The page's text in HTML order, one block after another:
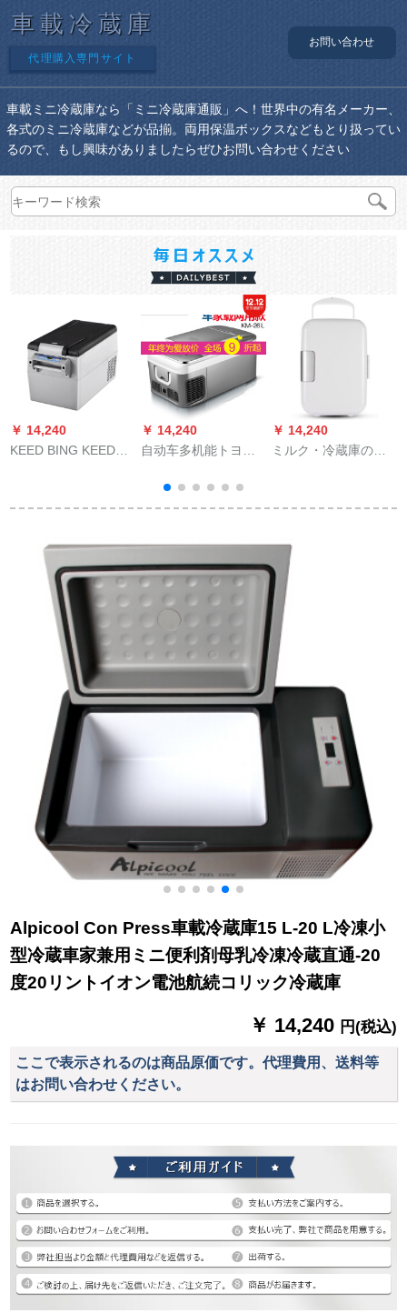
車載冷蔵庫
代理購入専門サイト
お問い合わせ
車載ミニ冷蔵庫なら「ミニ冷蔵庫通販」へ！世界中の有名メーカー、
各式のミニ冷蔵庫などが品揃。両用保温ボックスなどもとり扱ってい
るので、もし興味がありましたらぜひお問い合わせください
￥ 14,240
KEED BING KEED
冷凍トーラミニ冷蔵
凍車家兼用
￥ 14,240
自动车多机能トヨ
库家庭用ミニ冷蔵库
冷暖房器具小型冷蔵
用品26リットファミ
リー用车両用モデル
を兼用しています。
￥ 14,240
ミルク・冷蔵庫の小
蔵庫の寮は専門用の
スクの箱の迷mini赤
ちゃんの乳の冷蔵庫
の4 L白い車を保管し
て車の電源の糸を使
用します。
Alpicool Con Press車載冷蔵庫15 L-20 L冷凍小
型冷蔵車家兼用ミニ便利剤母乳冷凍冷蔵直通-20
度20リントイオン電池航続コリック冷蔵庫
￥ 14,240 円(税込)
ここで表示されるのは商品原価です。代理費用、送料等
はお問い合わせください。